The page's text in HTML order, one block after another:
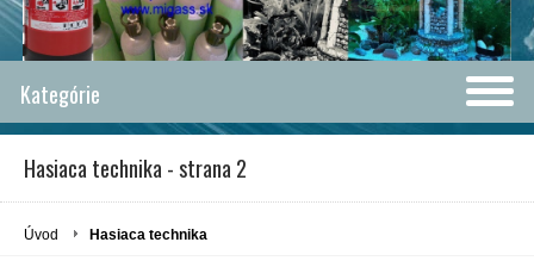
Kategórie
Hasiaca technika - strana 2
Úvod Hasiaca technika